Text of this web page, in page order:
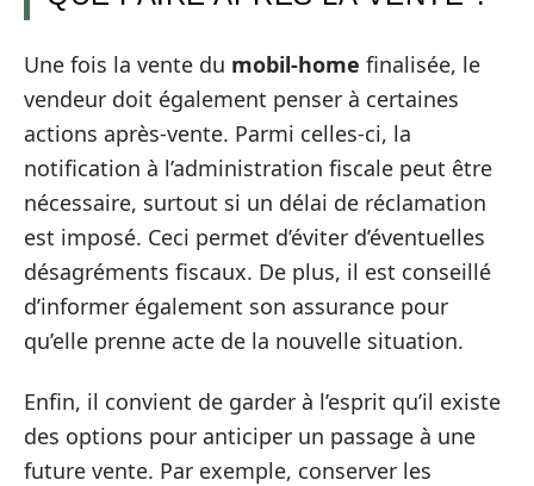
Une fois la vente du mobil-home finalisée, le
vendeur doit également penser à certaines
actions après-vente. Parmi celles-ci, la
notification à l’administration fiscale peut être
nécessaire, surtout si un délai de réclamation
est imposé. Ceci permet d’éviter d’éventuelles
désagréments fiscaux. De plus, il est conseillé
d’informer également son assurance pour
qu’elle prenne acte de la nouvelle situation.
Enfin, il convient de garder à l’esprit qu’il existe
des options pour anticiper un passage à une
future vente. Par exemple, conserver les